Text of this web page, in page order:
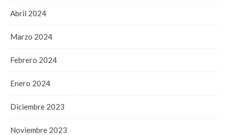
Abril 2024
Marzo 2024
Febrero 2024
Enero 2024
Diciembre 2023
Noviembre 2023